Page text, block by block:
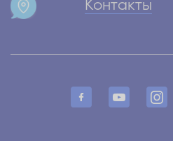
Контакты